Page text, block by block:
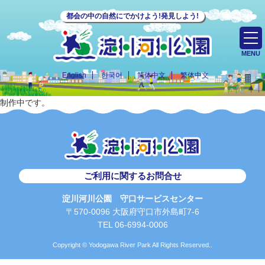
都会の中の自然にでかけよう!発見しよう!
English 한국어 简体中文 繁体中文
MENU
制作中です。
ご利用に関するお問合せ
淀川河川公園 守口サービスセンター
〒570-0096 大阪府守口市外島町7-6
TEL 06-6994-0006
Copyright © Yodogawa River Park All Rights Reserved..